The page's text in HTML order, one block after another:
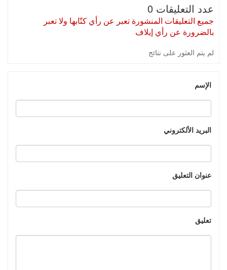
عدد التعليقات 0
جميع التعليقات المنشورة تعبر عن رأي كتّابها ولا تعبر
بالضرورة عن رأي إيلاف
لم يتم العثور على نتائج
الإسم
البريد الألكتروني
عنوان التعليق
تعليق